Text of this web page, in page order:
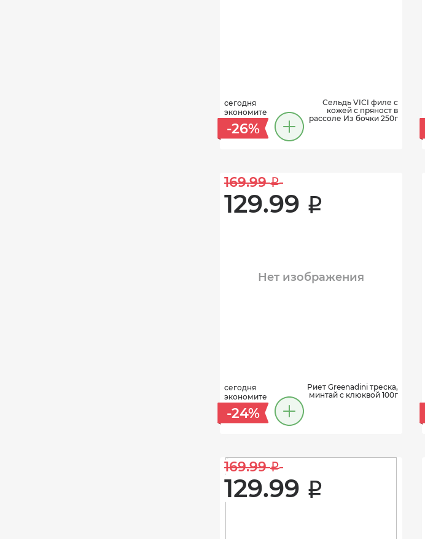
сегодня
экономите
-26%
Сельдь VICI филе с
кожей с пряност в
рассоле Из бочки 250г
169.99 i
129.99 i
Нет изображения
сегодня
экономите
-24%
Риет Greenadini треска,
минтай с клюквой 100г
169.99 i
129.99 i